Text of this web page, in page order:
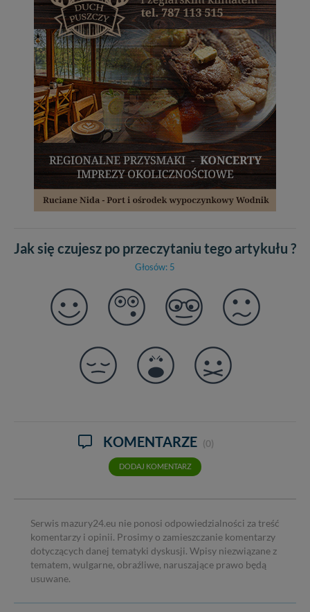
Jak się czujesz po przeczytaniu tego artykułu ?
Głosów: 5
KOMENTARZE (0)
DODAJ KOMENTARZ
Serwis mazury24.eu nie ponosi odpowiedzialności za treść
komentarzy i opinii. Prosimy o zamieszczanie komentarzy
dotyczących danej tematyki dyskusji. Wpisy niezwiązane z
tematem, wulgarne, obraźliwe, naruszające prawo będą
usuwane.